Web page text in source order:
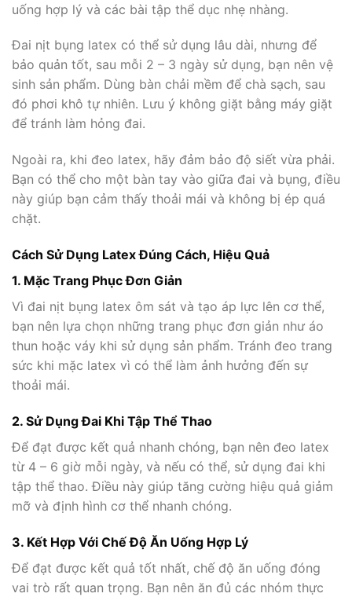
uống hợp lý và các bài tập thể dục nhẹ nhàng.
Đai nịt bụng latex có thể sử dụng lâu dài, nhưng để
bảo quản tốt, sau mỗi 2 – 3 ngày sử dụng, bạn nên vệ
sinh sản phẩm. Dùng bàn chải mềm để chà sạch, sau
đó phơi khô tự nhiên. Lưu ý không giặt bằng máy giặt
để tránh làm hỏng đai.
Ngoài ra, khi đeo latex, hãy đảm bảo độ siết vừa phải.
Bạn có thể cho một bàn tay vào giữa đai và bụng, điều
này giúp bạn cảm thấy thoải mái và không bị ép quá
chặt.
Cách Sử Dụng Latex Đúng Cách, Hiệu Quả
1. Mặc Trang Phục Đơn Giản
Vì đai nịt bụng latex ôm sát và tạo áp lực lên cơ thể,
bạn nên lựa chọn những trang phục đơn giản như áo
thun hoặc váy khi sử dụng sản phẩm. Tránh đeo trang
sức khi mặc latex vì có thể làm ảnh hưởng đến sự
thoải mái.
2. Sử Dụng Đai Khi Tập Thể Thao
Để đạt được kết quả nhanh chóng, bạn nên đeo latex
từ 4 – 6 giờ mỗi ngày, và nếu có thể, sử dụng đai khi
tập thể thao. Điều này giúp tăng cường hiệu quả giảm
mỡ và định hình cơ thể nhanh chóng.
3. Kết Hợp Với Chế Độ Ăn Uống Hợp Lý
Để đạt được kết quả tốt nhất, chế độ ăn uống đóng
vai trò rất quan trọng. Bạn nên ăn đủ các nhóm thực